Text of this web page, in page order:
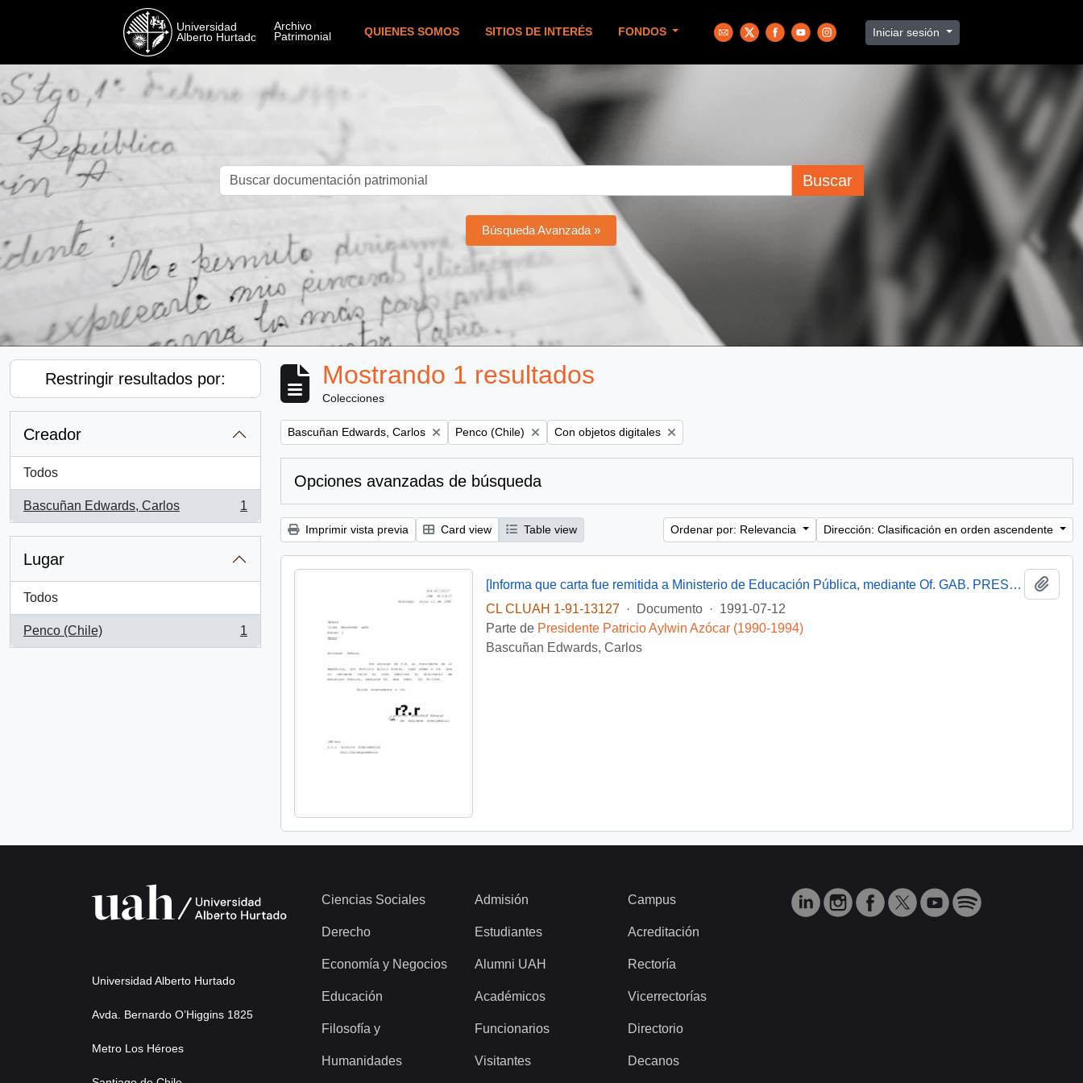
QUIENES SOMOS SITIOS DE INTERÉS FONDOS Iniciar sesión
Buscar
Búsqueda Avanzada »
Restringir resultados por:
Creador
Todos
Bascuñan Edwards, Carlos
, 1 resultados
1
Lugar
Todos
Penco (Chile)
, 1 resultados
1
Mostrando 1 resultados
Colecciones
Remove filter:
Bascuñan Edwards, Carlos Remove filter:
Penco (Chile) Remove filter:
Con objetos digitales
Opciones avanzadas de búsqueda
Imprimir vista previa Card view Table view Ordenar por: Relevancia Dirección: Clasificación en orden ascendente
[Informa que carta fue remitida a Ministerio de Educación Pública, mediante Of. GAB. PRES. (0) 91/2438]
CL CLUAH 1-91-13127
· Documento · 1991-07-12
Parte de Presidente Patricio Aylwin Azócar (1990-1994)
Bascuñan Edwards, Carlos
Universidad Alberto Hurtado
Avda. Bernardo O’Higgins 1825
Metro Los Héroes
Ciencias Sociales
Derecho
Economía y Negocios
Educación
Filosofía y
Humanidades
Admisión
Estudiantes
Alumni UAH
Académicos
Funcionarios
Visitantes
Campus
Acreditación
Rectoría
Vicerrectorías
Directorio
Decanos